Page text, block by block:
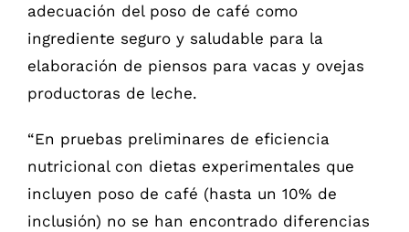
adecuación del poso de café como
ingrediente seguro y saludable para la
elaboración de piensos para vacas y ovejas
productoras de leche.
“En pruebas preliminares de eficiencia
nutricional con dietas experimentales que
incluyen poso de café (hasta un 10% de
inclusión) no se han encontrado diferencias